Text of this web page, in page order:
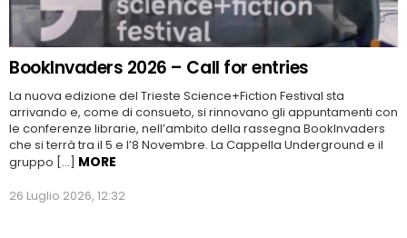
BookInvaders 2026 – Call for entries
La nuova edizione del Trieste Science+Fiction Festival sta
arrivando e, come di consueto, si rinnovano gli appuntamenti con
le conferenze librarie, nell’ambito della rassegna BookInvaders
che si terrà tra il 5 e l’8 Novembre. La Cappella Underground e il
gruppo […] MORE
26 Luglio 2026, 12:32